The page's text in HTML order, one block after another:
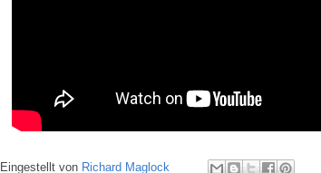
Eingestellt von Richard Maglock